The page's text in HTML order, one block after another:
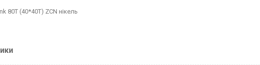
80T (40*40T) ZCN нікель